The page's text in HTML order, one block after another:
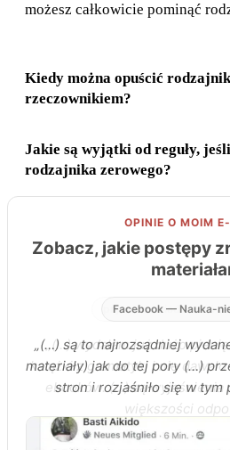
możesz całkowicie pominąć
Kiedy można opuścić
rzeczownikiem?
Jakie są wyjątki od reguły,
rodzajnika zerowego?